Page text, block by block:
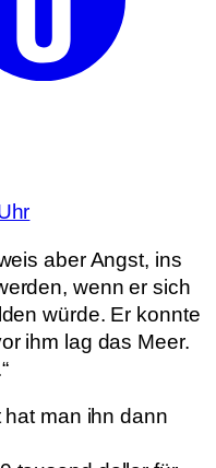
aber Angst, ins
wenn er sich
würde. Er konnte
ihm lag das Meer.
man ihn dann